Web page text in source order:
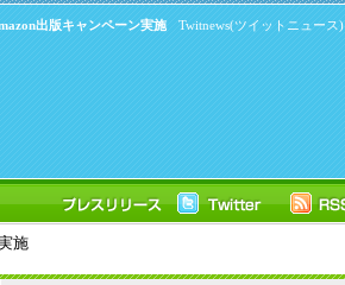
Twitnews(ツイットニュース)
出版キャンペーン実施
施